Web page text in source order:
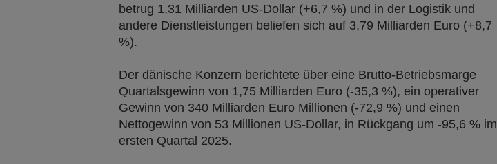
betrug 1,31 Milliarden US-Dollar (+6,7 %) und in der Logistik und
andere Dienstleistungen beliefen sich auf 3,79 Milliarden Euro (+8,7
%).
Der dänische Konzern berichtete über eine Brutto-Betriebsmarge
Quartalsgewinn von 1,75 Milliarden Euro (-35,3 %), ein operativer
Gewinn von 340 Milliarden Euro Millionen (-72,9 %) und einen
Nettogewinn von 53 Millionen US-Dollar, in Rückgang um -95,6 % im
ersten Quartal 2025.